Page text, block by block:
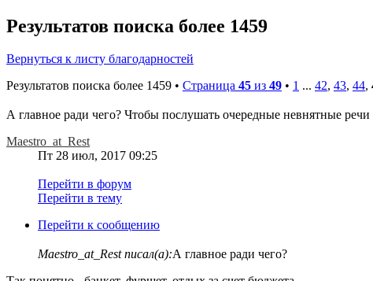
Результатов поиска более 1459
Вернуться к листу благодарностей
Результатов поиска более 1459 • Страница 45 из 49 • 1 ... 42, 43, 44,
А главное ради чего? Чтобы послушать очередные невнятные
Maestro_at_Rest
Пт 28 июл, 2017 09:25
Перейти в форум
Перейти в тему
Перейти к сообщению
Maestro_at_Rest писал(а):А главное ради чего?